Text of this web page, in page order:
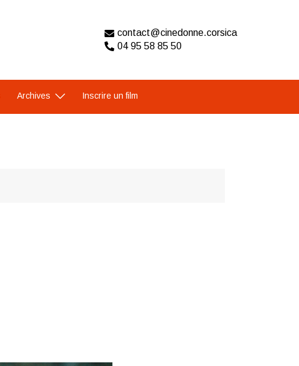
contact@cinedonne.corsica
04 95 58 85 50
Archives Inscrire un film